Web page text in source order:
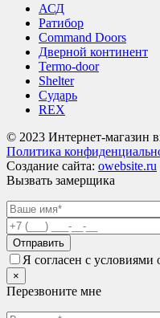
АСД
Ратибор
Command Doors
Дверной континент
Termo-door
Shelter
Сударь
REX
© 2023 Интернет-магазин
Политика
Создание сайта: owebsite.ru
Вызвать замерщика
Я согласен с условиями
×
Перезвоните мне